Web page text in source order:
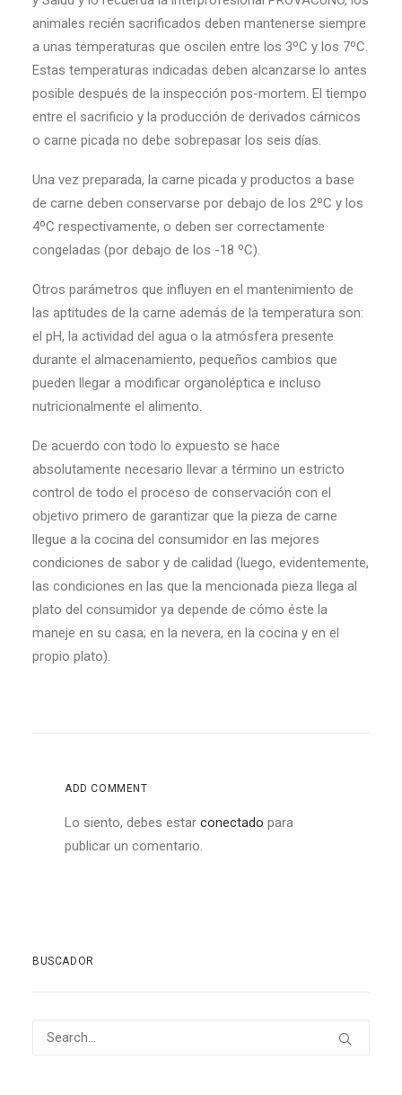
animales recién sacrificados deben mantenerse siempre
a unas temperaturas que oscilen entre los 3ºC y los 7ºC.
Estas temperaturas indicadas deben alcanzarse lo antes
posible después de la inspección pos-mortem. El tiempo
entre el sacrificio y la producción de derivados cárnicos
o carne picada no debe sobrepasar los seis días.
Una vez preparada, la carne picada y productos a base
de carne deben conservarse por debajo de los 2ºC y los
4ºC respectivamente, o deben ser correctamente
congeladas (por debajo de los -18 ºC).
Otros parámetros que influyen en el mantenimiento de
las aptitudes de la carne además de la temperatura son:
el pH, la actividad del agua o la atmósfera presente
durante el almacenamiento, pequeños cambios que
pueden llegar a modificar organoléptica e incluso
nutricionalmente el alimento.
De acuerdo con todo lo expuesto se hace
absolutamente necesario llevar a término un estricto
control de todo el proceso de conservación con el
objetivo primero de garantizar que la pieza de carne
llegue a la cocina del consumidor en las mejores
condiciones de sabor y de calidad (luego, evidentemente,
las condiciones en las que la mencionada pieza llega al
plato del consumidor ya depende de cómo éste la
maneje en su casa; en la nevera, en la cocina y en el
propio plato).
ADD COMMENT
Lo siento, debes estar conectado para
publicar un comentario.
BUSCADOR